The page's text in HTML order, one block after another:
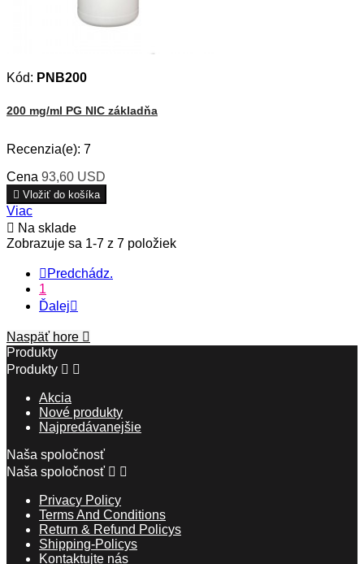
Kód: PNB200
200 mg/ml PG NIC základňa
Recenzia(e): 7
Cena 93,60 USD
 Vložiť do košíka
Viac
 Na sklade
Zobrazuje sa 1-7 z 7 položiek
 Predchádz.
1
Ďalej
Naspäť hore 
Produkty
Produkty  
Akcia
Nové produkty
Najpredávanejšie
Naša spoločnosť
Naša spoločnosť  
Privacy Policy
Terms And Conditions
Return & Refund Policys
Shipping-Policys
Kontaktujte nás